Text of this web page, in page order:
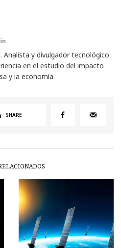
Analista y divulgador tecnológico
en el estudio del impacto
y la economía.
SHARE